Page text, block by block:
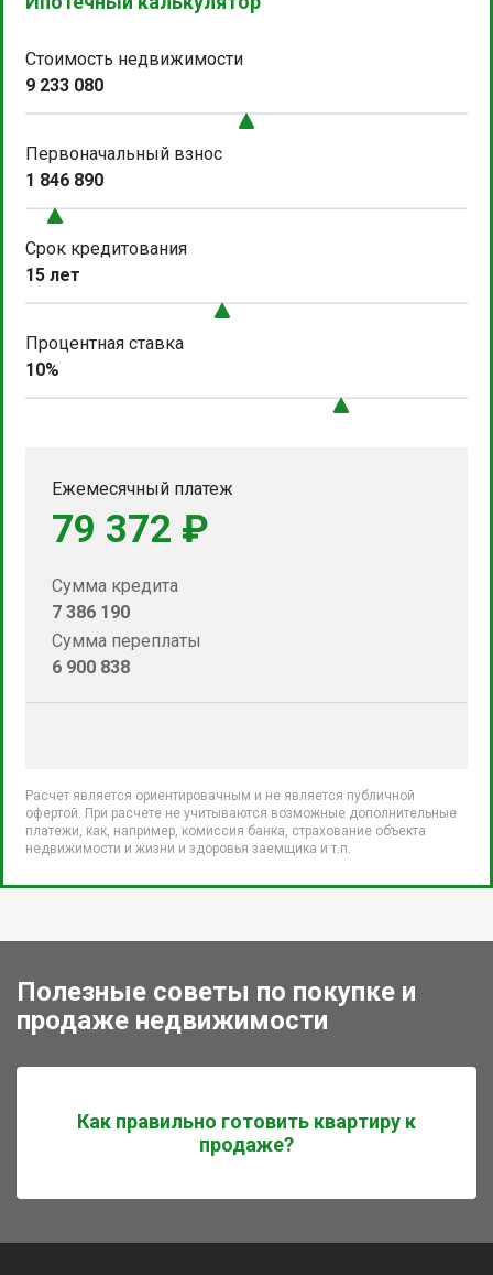
Стоимость недвижимости
9 233 080
Первоначальный взнос
1 846 890
Срок кредитования
15 лет
Процентная ставка
10%
Ежемесячный платеж
79 372 ₽
Сумма кредита
7 386 190
Сумма переплаты
6 900 838
Расчет является ориентировачным и не является публичной
офертой. При расчете не учитываются возможные дополнительные
платежи, как, например, комиссия банка, страхование объекта
недвижимости и жизни и здоровья заемщика и т.п.
Полезные советы по покупке и
продаже недвижимости
Как правильно готовить квартиру к
продаже?